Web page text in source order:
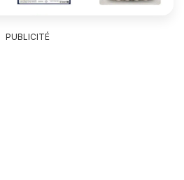
PUBLICITÉ